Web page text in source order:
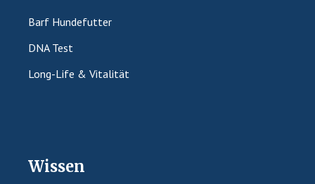
Barf Hundefutter
DNA Test
Long-Life & Vitalität
Wissen